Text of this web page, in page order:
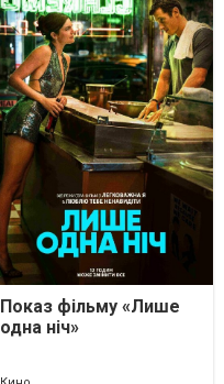
Показ фільму «Лише
одна ніч»